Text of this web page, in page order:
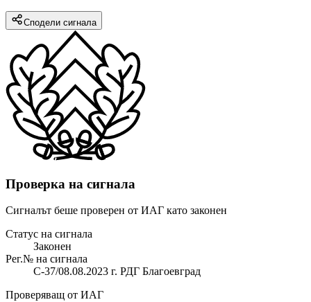
Сподели сигнала
Проверка на сигнала
Сигналът беше проверен от ИАГ като законен
Статус на сигнала
Законен
Рег.№ на сигнала
С-37/08.08.2023 г. РДГ Благоевград
Проверяващ от ИАГ